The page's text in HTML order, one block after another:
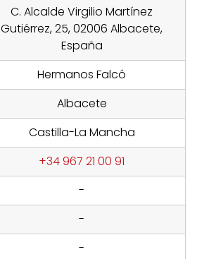
C. Alcalde Virgilio Martínez
Gutiérrez, 25, 02006 Albacete,
España
Hermanos Falcó
Albacete
Castilla-La Mancha
+34 967 21 00 91
-
-
-